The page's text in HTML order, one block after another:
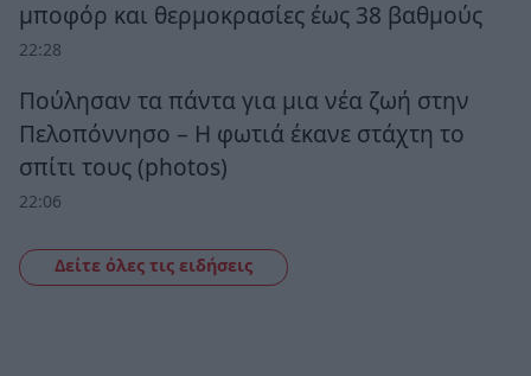
μποφόρ και θερμοκρασίες έως 38 βαθμούς
22:28
Πούλησαν τα πάντα για μια νέα ζωή στην
Πελοπόννησο – Η φωτιά έκανε στάχτη το
σπίτι τους (photos)
22:06
Δείτε όλες τις ειδήσεις